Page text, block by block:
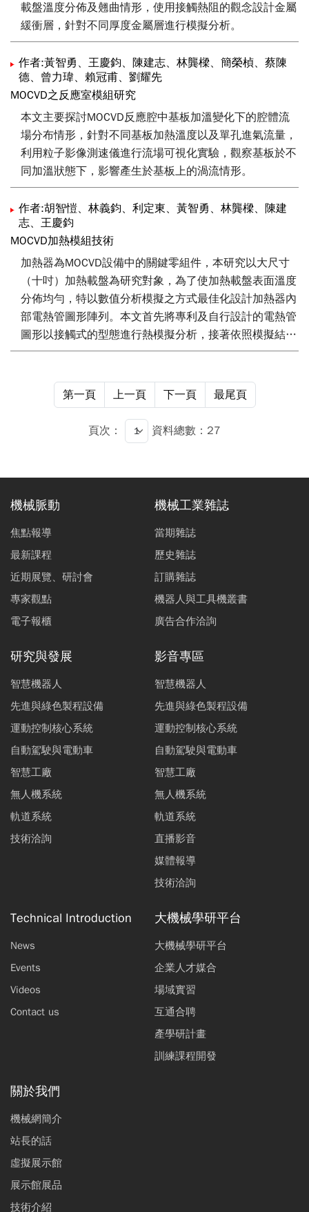
載盤溫度分佈及翹曲情形，使用接觸熱阻的觀念設計金屬
緩衝層，針對不同厚度金屬層進行模擬分析。
作者:黃智勇、王慶鈞、陳建志、林龔樑、簡榮楨、蔡陳
德、曾力瑋、賴冠甫、劉耀先
MOCVD之反應室模組研究
本文主要探討MOCVD反應腔中基板加溫變化下的腔體流
場分布情形，針對不同基板加熱溫度以及單孔進氣流量，
利用粒子影像測速儀進行流場可視化實驗，觀察基板於不
同加溫狀態下，影響產生於基板上的渦流情形。
作者:胡智愷、林義鈞、利定東、黃智勇、林龔樑、陳建
志、王慶鈞
MOCVD加熱模組技術
加熱器為MOCVD設備中的關鍵零組件，本研究以大尺寸
（十吋）加熱載盤為研究對象，為了使加熱載盤表面溫度
分佈均勻，特以數值分析模擬之方式最佳化設計加熱器內
部電熱管圖形陣列。本文首先將專利及自行設計的電熱管
圖形以接觸式的型態進行熱模擬分析，接著依照模擬結果
優化改良其電熱管形狀，而後將優化的電熱管再分別進行
驗中會探討加熱後載盤溫度分佈及升溫時間狀況，最後本
文研究結果顯示MOCVD熱輻射式加熱器將比接觸式加熱
器要優良許多。
第一頁 上一頁 下一頁 最尾頁
頁次： 資料總數：27
機械脈動
焦點報導
最新課程
近期展覽、研討會
專家觀點
電子報櫃
機械工業雜誌
當期雜誌
歷史雜誌
訂購雜誌
機器人與工具機叢書
廣告合作洽詢
研究與發展
智慧機器人
先進與綠色製程設備
運動控制核心系統
自動駕駛與電動車
智慧工廠
無人機系統
軌道系統
技術洽詢
影音專區
智慧機器人
先進與綠色製程設備
運動控制核心系統
自動駕駛與電動車
智慧工廠
無人機系統
軌道系統
直播影音
媒體報導
技術洽詢
Technical Introduction
News
Events
Videos
Contact us
大機械學研平台
大機械學研平台
企業人才媒合
場域實習
互通合聘
產學研計畫
訓練課程開發
關於我們
機械網簡介
站長的話
虛擬展示館
展示館展品
技術介紹